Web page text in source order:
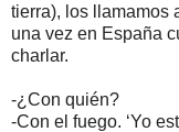
tierra), los llamamos
una vez en España
charlar.
-¿Con quién?
-Con el fuego. ‘Yo